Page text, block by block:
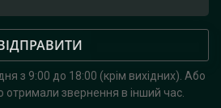
з 9:00 до 18:00 (крім вихідних). Або
звернення в інший час.